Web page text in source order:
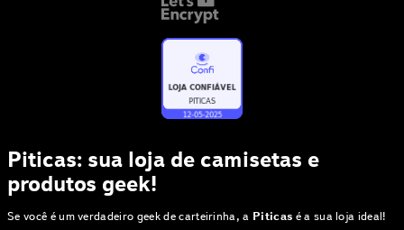
Piticas: sua loja de camisetas e
produtos geek!
Se você é um verdadeiro geek de carteirinha, a Piticas é a sua loja ideal!